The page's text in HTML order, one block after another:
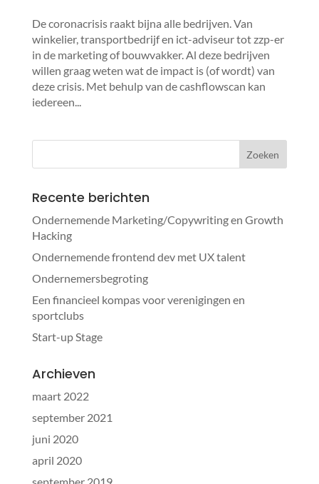
De coronacrisis raakt bijna alle bedrijven. Van
winkelier, transportbedrijf en ict-adviseur tot zzp-er
in de marketing of bouwvakker. Al deze bedrijven
willen graag weten wat de impact is (of wordt) van
deze crisis. Met behulp van de cashflowscan kan
iedereen...
Recente berichten
Ondernemende Marketing/Copywriting en Growth
Hacking
Ondernemende frontend dev met UX talent
Ondernemersbegroting
Een financieel kompas voor verenigingen en
sportclubs
Start-up Stage
Archieven
maart 2022
september 2021
juni 2020
april 2020